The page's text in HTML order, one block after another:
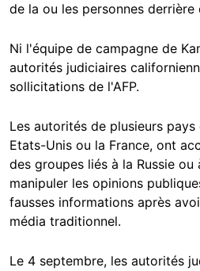
de la ou les personnes derrière
Ni l'équipe de campagne de
autorités judiciaires
sollicitations de l'AFP.
Les autorités de plusieurs
Etats-Unis ou la France, ont
des groupes liés à la Russie
manipuler les opinions
fausses informations après
média traditionnel.
Le 4 septembre, les autorités